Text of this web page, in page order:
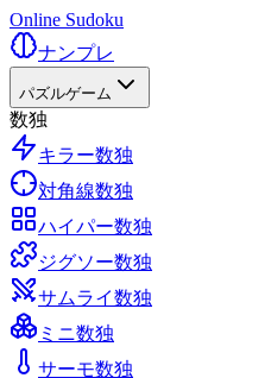
Online Sudoku
ナンプレ
パズルゲーム
数独
キラー数独
対角線数独
ハイパー数独
ジグソー数独
サムライ数独
ミニ数独
サーモ数独